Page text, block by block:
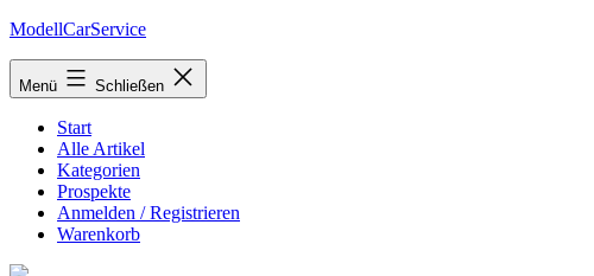
Zum
springen
ModellCarService
Menü Schließen
Start
Alle Artikel
Kategorien
Prospekte
Anmelden / Registrieren
Warenkorb